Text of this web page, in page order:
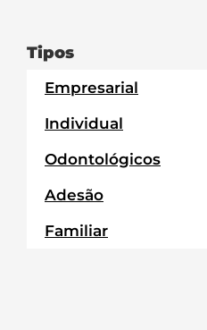
Tipos
Empresarial
Individual
Odontológicos
Adesão
Familiar